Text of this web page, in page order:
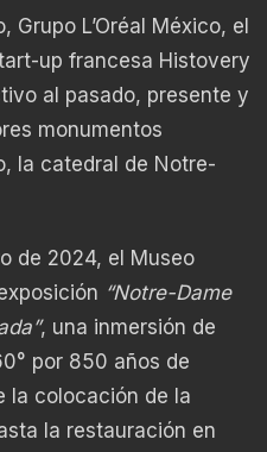
Grupo L’Oréal México, el
up francesa Histovery
al pasado, presente y
monumentos
la catedral de Notre-
de 2024, el Museo
“Notre-Dame
, una inmersión de
por 850 años de
la colocación de la
la restauración en